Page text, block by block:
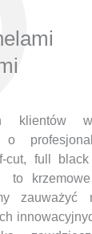
klientów
o
cut, full
to
zauważyć